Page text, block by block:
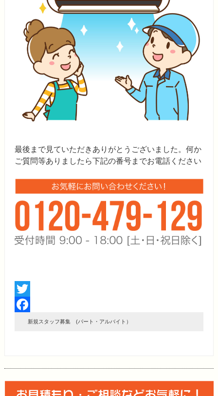
最後まで見ていただきありがとうございました。何か
ご質問等ありましたら下記の番号までお電話ください
Twitter
Facebook
新規スタッフ募集 (パート・アルバイト）